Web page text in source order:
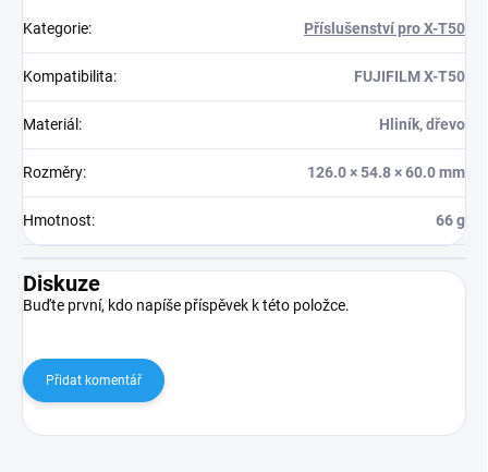
Kategorie: Příslušenství pro X-T50
Kompatibilita: FUJIFILM X-T50
Materiál : Hliník, dřevo
Rozměry: 126.0 × 54.8 × 60.0 mm
Hmotnost: 66 g
Diskuze
Buďte první, kdo napíše příspěvek k této položce.
Přidat komentář